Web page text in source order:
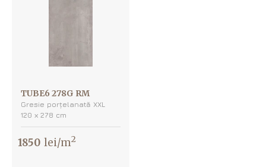
TUBE6 278G RM
Gresie porțelanată XXL
120 х 278 cm
1850 lei/m2